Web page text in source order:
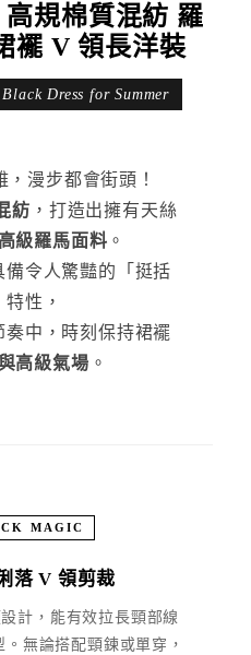
規棉質混紡 羅
襬 V 領長洋裝
Dress for Summer
漫步都會街頭！
紡 ，打造出擁有天絲
高級羅馬面料 。
令人驚豔的「挺括
性，
中，時刻保持裙襬
高級氣場 。
MAGIC
落 V 領剪裁
計，能有效拉長頸部線
無論搭配頸鍊或單穿，